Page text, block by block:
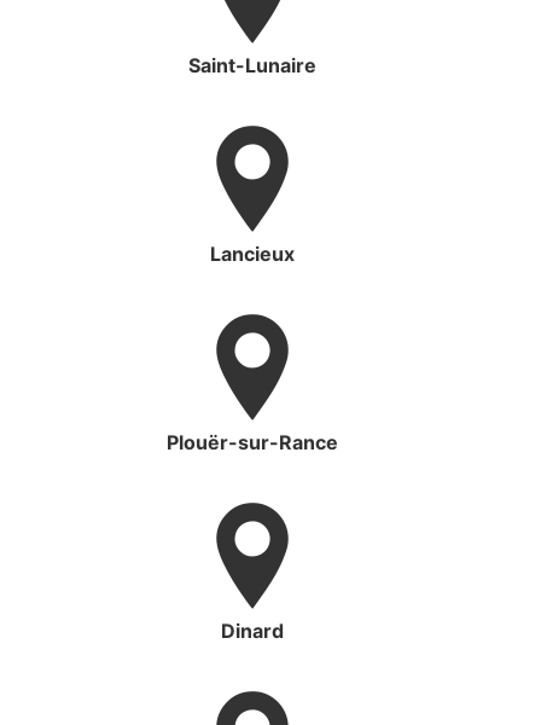
Saint-Lunaire
Lancieux
Plouër-sur-Rance
Dinard